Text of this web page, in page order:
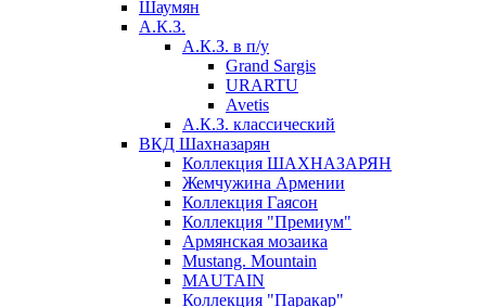
Шаумян
А.К.З.
А.К.З. в п/у
Grand Sargis
URARTU
Avetis
А.К.З. классический
ВКД Шахназарян
Коллекция ШАХНАЗАРЯН
Жемчужина Армении
Коллекция Гаясон
Коллекция "Премиум"
Армянская мозаика
Mustang. Mountain
MAUTAIN
Коллекция "Паракар"